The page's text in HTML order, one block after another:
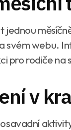
jednou
svém webu.
pro rodiče na
v